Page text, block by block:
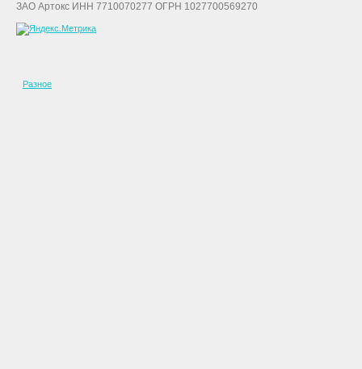
ЗАО Артокс ИНН 7710070277 ОГРН 1027700569270
Разное